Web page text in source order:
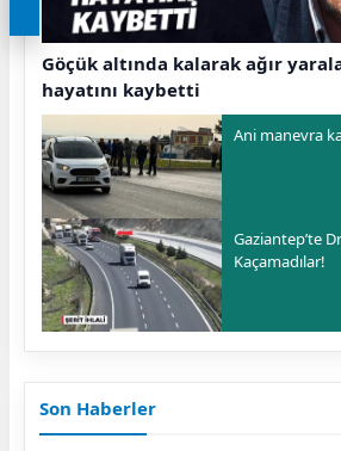
Göçük altında kalarak ağır
hayatını kaybetti
Ani manevra
Gaziantep’te
Kaçamadılar!
Son Haberler